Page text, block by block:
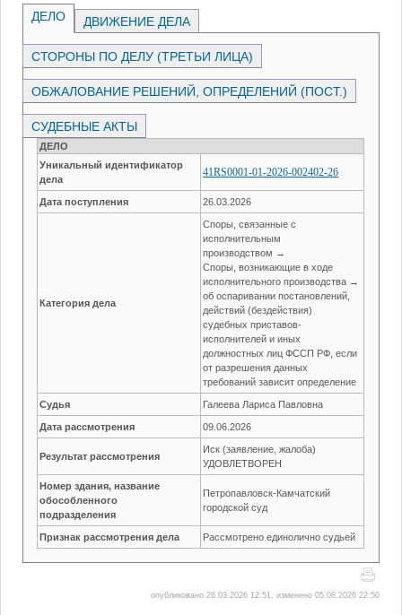
ДЕЛО ДВИЖЕНИЕ ДЕЛА
СТОРОНЫ ПО ДЕЛУ (ТРЕТЬИ ЛИЦА)
ОБЖАЛОВАНИЕ РЕШЕНИЙ, ОПРЕДЕЛЕНИЙ (ПОСТ.)
СУДЕБНЫЕ АКТЫ
ДЕЛО
Уникальный идентификатор
дела
41RS0001-01-2026-002402-26
Дата поступления 26.03.2026
Категория дела
Споры, связанные с
исполнительным
производством →
Споры, возникающие в ходе
исполнительного производства →
об оспаривании постановлений,
действий (бездействия)
судебных приставов-
исполнителей и иных
должностных лиц ФССП РФ, если
от разрешения данных
требований зависит определение
Судья Галеева Лариса Павловна
Дата рассмотрения 09.06.2026
Результат рассмотрения
Иск (заявление, жалоба)
УДОВЛЕТВОРЕН
Номер здания, название
обособленного
подразделения
Петропавловск-Камчатский
городской суд
Признак рассмотрения дела Рассмотрено единолично судьей
опубликовано 26.03.2026 12:51, изменено 05.08.2026 22:50